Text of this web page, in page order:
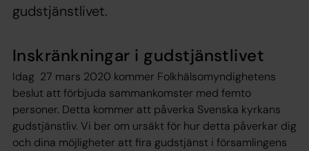
gudstjänstlivet.
Inskränkningar i gudstjänstlivet
Idag 27 mars 2020 kommer Folkhälsomyndighetens
beslut att förbjuda sammankomster med femto
personer. Detta kommer att påverka Svenska kyrkans
gudstjänstliv. Vi ber om ursäkt för hur detta påverkar dig
och dina möjligheter att fira gudstjänst i församlingens